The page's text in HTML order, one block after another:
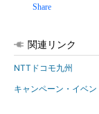
Share
関連リンク
NTTドコモ九州
キャンペーン・イベン